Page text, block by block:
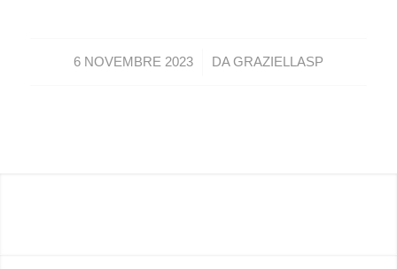
6 NOVEMBRE 2023
/ DAGRAZIELLASP